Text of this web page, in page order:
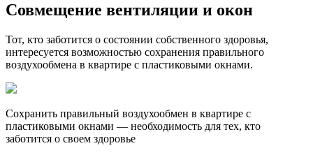
Совмещение вентиляции и окон
Тот, кто заботится о состоянии собственного здоровья,
интересуется возможностью сохранения правильного
воздухообмена в квартире с пластиковыми окнами.
Сохранить правильный воздухообмен в квартире с
пластиковыми окнами — необходимость для тех, кто
заботится о своем здоровье